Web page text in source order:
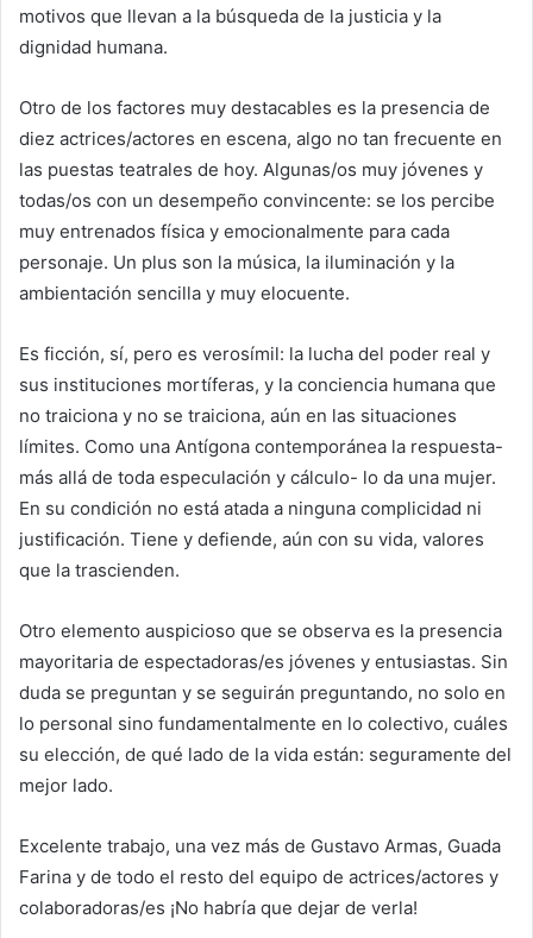
motivos que llevan a la búsqueda de la justicia y la
dignidad humana.
Otro de los factores muy destacables es la presencia de
diez actrices/actores en escena, algo no tan frecuente en
las puestas teatrales de hoy. Algunas/os muy jóvenes y
todas/os con un desempeño convincente: se los percibe
muy entrenados física y emocionalmente para cada
personaje. Un plus son la música, la iluminación y la
ambientación sencilla y muy elocuente.
Es ficción, sí, pero es verosímil: la lucha del poder real y
sus instituciones mortíferas, y la conciencia humana que
no traiciona y no se traiciona, aún en las situaciones
límites. Como una Antígona contemporánea la respuesta-
más allá de toda especulación y cálculo- lo da una mujer.
En su condición no está atada a ninguna complicidad ni
justificación. Tiene y defiende, aún con su vida, valores
que la trascienden.
Otro elemento auspicioso que se observa es la presencia
mayoritaria de espectadoras/es jóvenes y entusiastas. Sin
duda se preguntan y se seguirán preguntando, no solo en
lo personal sino fundamentalmente en lo colectivo, cuáles
su elección, de qué lado de la vida están: seguramente del
mejor lado.
Excelente trabajo, una vez más de Gustavo Armas, Guada
Farina y de todo el resto del equipo de actrices/actores y
colaboradoras/es ¡No habría que dejar de verla!